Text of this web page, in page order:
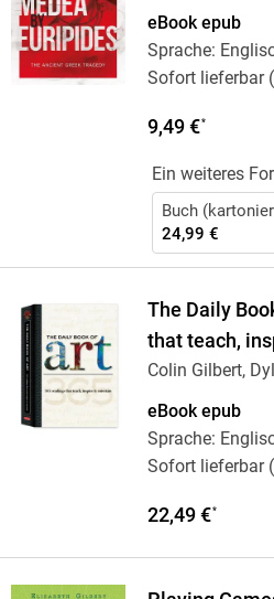
eBook epub
Sprache:
Sofort lieferbar
9,49 €*
Ein weiteres
Buch
24,99 €
The Daily
that teach,
Colin Gilbert,
eBook epub
Sprache:
Sofort lieferbar
22,49 €*